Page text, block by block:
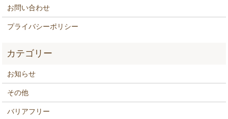
お問い合わせ
プライバシーポリシー
お知らせ
その他
バリアフリー